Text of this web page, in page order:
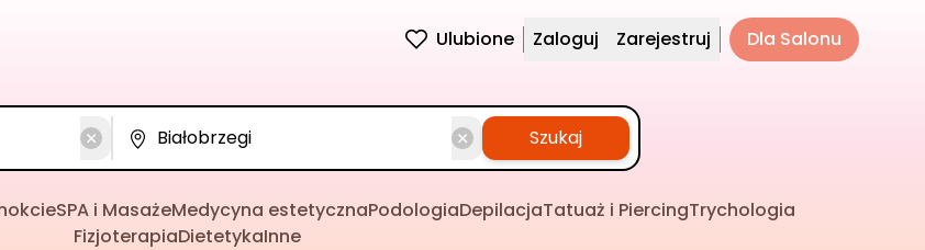
Ulubione Zaloguj Zarejestruj Dla Salonu
Szukaj
SPA i MasażeMedycyna estetycznaPodologiaDepilacjaTatuaż i PiercingTrychologia
FizjoterapiaDietetykaInne